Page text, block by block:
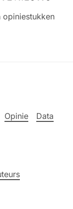
opiniestukken
Opinie
Data